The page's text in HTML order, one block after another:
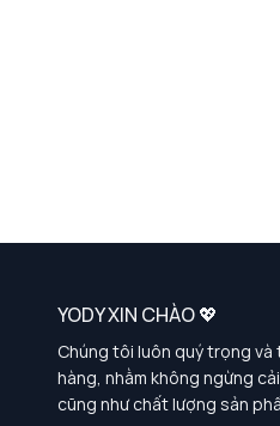
YODY XIN CHÀO 💖
Chúng tôi luôn quý trọng
hàng, nhằm không ngừng
cũng như chất lượng sản